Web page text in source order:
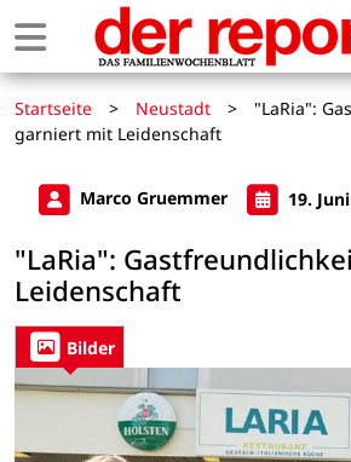
Startseite > Neustadt >
"LaRia":
garniert mit Leidenschaft
Marco Gruemmer 19.
"LaRia":
Leidenschaft
Bilder